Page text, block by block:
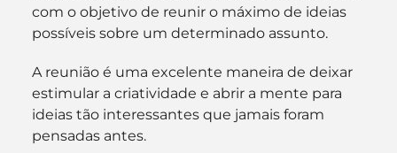
com o objetivo de reunir o máximo de ideias
possíveis sobre um determinado assunto.
A reunião é uma excelente maneira de deixar
estimular a criatividade e abrir a mente para
ideias tão interessantes que jamais foram
pensadas antes.